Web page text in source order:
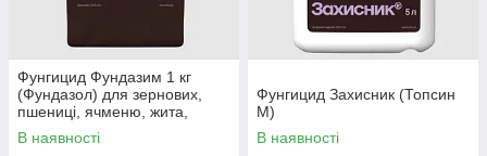
Фунгицид Фундазим 1 кг
(Фундазол) для зернових,
пшениці, ячменю, жита,
вівса, сої, ріпаку (Беноміл
500 г/кг)
В наявності
Фунгицид Захисник (Топсин
М)
В наявності